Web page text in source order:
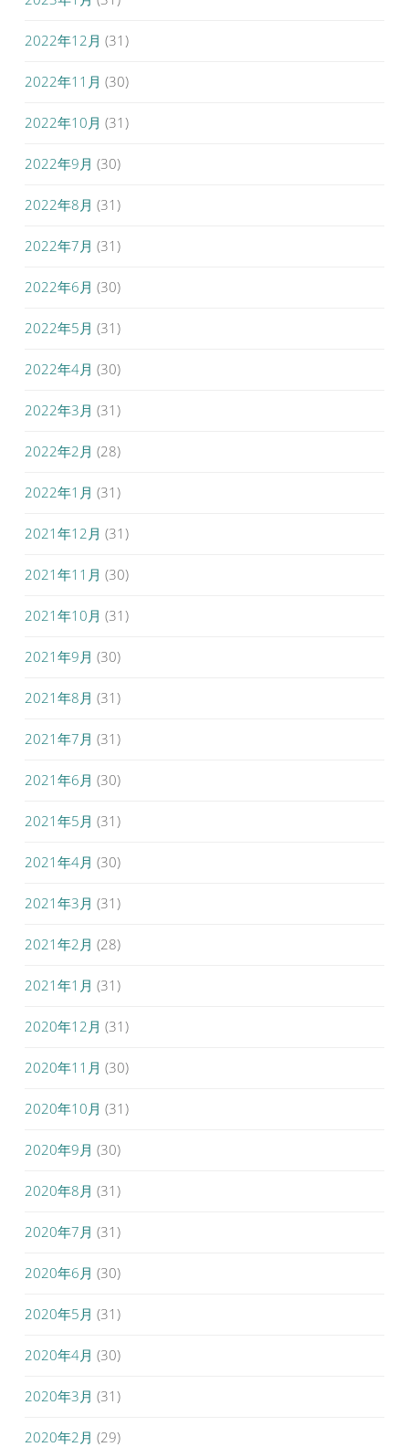
2022年12月 (31)
2022年11月 (30)
2022年10月 (31)
2022年9月 (30)
2022年8月 (31)
2022年7月 (31)
2022年6月 (30)
2022年5月 (31)
2022年4月 (30)
2022年3月 (31)
2022年2月 (28)
2022年1月 (31)
2021年12月 (31)
2021年11月 (30)
2021年10月 (31)
2021年9月 (30)
2021年8月 (31)
2021年7月 (31)
2021年6月 (30)
2021年5月 (31)
2021年4月 (30)
2021年3月 (31)
2021年2月 (28)
2021年1月 (31)
2020年12月 (31)
2020年11月 (30)
2020年10月 (31)
2020年9月 (30)
2020年8月 (31)
2020年7月 (31)
2020年6月 (30)
2020年5月 (31)
2020年4月 (30)
2020年3月 (31)
2020年2月 (29)